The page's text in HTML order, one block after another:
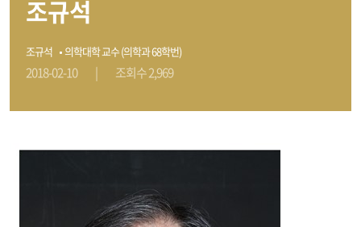
조규석
조규석 의학대학 교수 (의학과 68학번)
2018-02-10 | 조회수 2,969